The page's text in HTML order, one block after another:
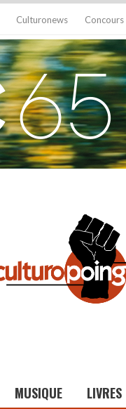
Culturonews Concours
MUSIQUE LIVRES